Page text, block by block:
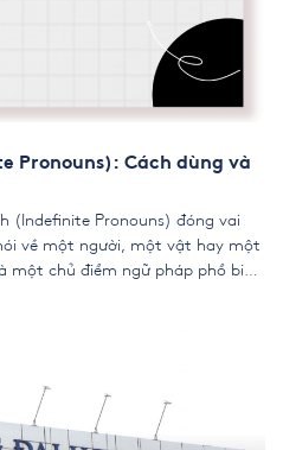
Pronouns): Cách dùng và
(Indefinite Pronouns) đóng vai
về một người, một vật hay một
một chủ điểm ngữ pháp phổ biến